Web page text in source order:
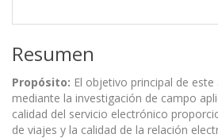
Resumen
Propósito: El objetivo principal de
mediante la investigación de campo
calidad del servicio electrónico
de viajes y la calidad de la relación